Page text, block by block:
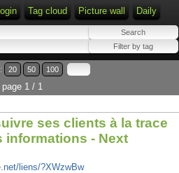
Tag cloud Picture wall Daily
20 50 100
page 1 / 1
ses clients à la trace
informations - Next
liens/?XWzwBw